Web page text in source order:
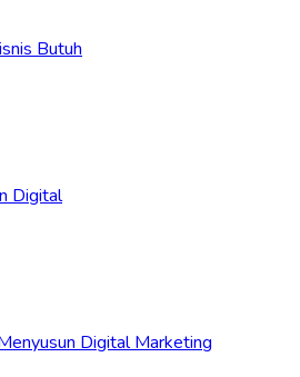
Butuh
Digital
Digital Marketing